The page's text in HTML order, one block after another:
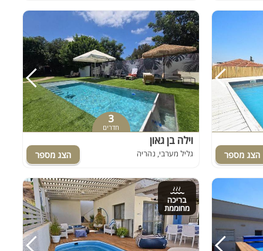
3
חדרים
וילה בן גאון
גליל מערבי, נהריה
בריכה
מחוממת